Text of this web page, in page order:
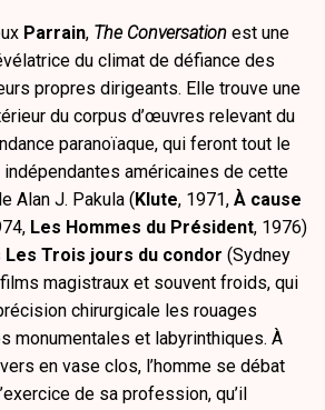
Parrain, The Conversation est une
du climat de défiance des
propres dirigeants. Elle trouve une
du corpus d’œuvres relevant du
paranoïaque, qui feront tout le
américaines de cette
Alan J. Pakula (Klute, 1971, À cause
Les Hommes du Président, 1976)
Les Trois jours du condor (Sydney
magistraux et souvent froids, qui
chirurgicale les rouages
monumentales et labyrinthiques. À
en vase clos, l’homme se débat
de sa profession, qu’il